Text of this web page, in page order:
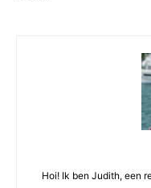
Hoi! Ik ben Judith, een